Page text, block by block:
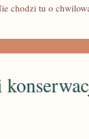
chodzi tu o